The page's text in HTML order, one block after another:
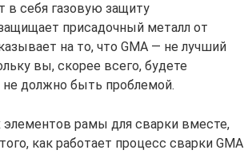
в себя газовую защиту
присадочный металл от
на то, что GMA — не лучший
вы, скорее всего, будете
должно быть проблемой.
рамы для сварки вместе,
как работает процесс сварки GMA